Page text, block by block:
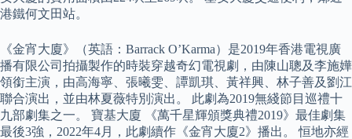
港鐵何文田站。
《金宵大廈》（英語：Barrack O’Karma）是2019年香港電視廣
播有限公司拍攝製作的時裝穿越奇幻電視劇，由陳山聰及李施嬅
領銜主演，由高海寧、張曦雯、譚凱琪、黃祥興、林子善及劉江
聯合演出，並由林夏薇特別演出。 此劇為2019無綫節目巡禮十
九部劇集之一。 寶基大廈 《萬千星輝頒獎典禮2019》最佳劇集
最後3強，2022年4月，此劇續作《金宵大廈2》播出。 恒地亦經